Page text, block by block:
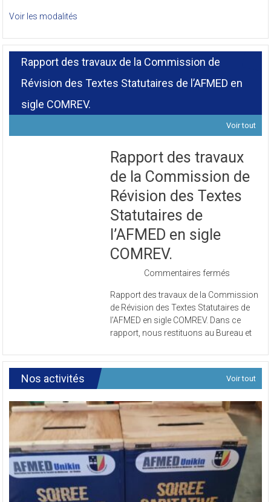
Voir les modalités
Rapport des travaux de la Commission de
Révision des Textes Statutaires de l’AFMED en
sigle COMREV.
Voir tout
Rapport des travaux
de la Commission de
Révision des Textes
Statutaires de
l’AFMED en sigle
COMREV.
Commentaires fermés
des
travaux
de
la
de
Révision
Textes
Statutaires
de
l’AFMED
en
sigle
COMREV.
Rapport des travaux de la Commission
de Révision des Textes Statutaires de
l’AFMED en sigle COMREV. Dans ce
rapport, nous restituons au Bureau et
Nos activités Voir tout